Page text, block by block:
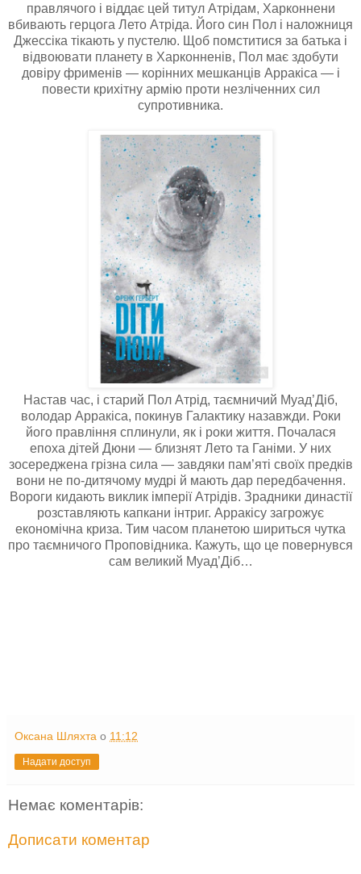
правлячого і віддає цей титул Атрідам, Харконнени
вбивають герцога Лето Атріда. Його син Пол і наложниця
Джессіка тікають у пустелю. Щоб помститися за батька і
відвоювати планету в Харконненів, Пол має здобути
довіру фрименів — корінних мешканців Арракіса — і
повести крихітну армію проти незліченних сил
супротивника.
Настав час, і старий Пол Атрід, таємничий Муад’Діб,
володар Арракіса, покинув Галактику назавжди. Роки
його правління сплинули, як і роки життя. Почалася
епоха дітей Дюни — близнят Лето та Ганіми. У них
зосереджена грізна сила — завдяки пам’яті своїх предків
вони не по-дитячому мудрі й мають дар передбачення.
Вороги кидають виклик імперії Атрідів. Зрадники династії
розставляють капкани інтриг. Арракісу загрожує
економічна криза. Тим часом планетою шириться чутка
про таємничого Проповідника. Кажуть, що це повернувся
сам великий Муад’Діб…
Оксана Шляхта о 11:12
Надати доступ
Немає коментарів:
Дописати коментар